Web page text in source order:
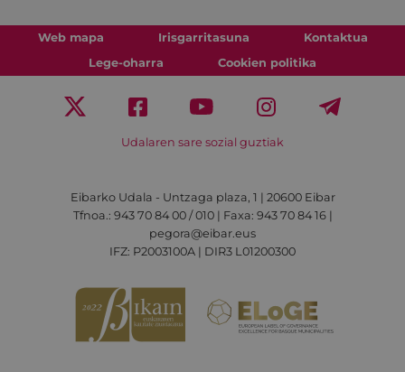
Web mapa Irisgarritasuna
Kontaktua
Lege-oharra
Cookien politika
Udalaren sare sozial guztiak
Eibarko Udala - Untzaga plaza, 1 | 20600 Eibar
Tfnoa.: 943 70 84 00 / 010 | Faxa: 943 70 84 16 |
pegora@eibar.eus
IFZ: P2003100A | DIR3 L01200300